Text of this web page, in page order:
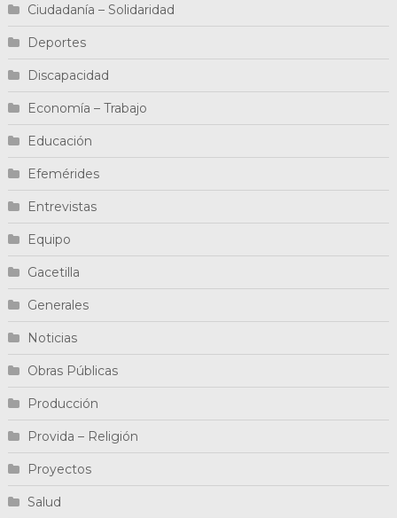
Ciudadanía – Solidaridad
Deportes
Discapacidad
Economía – Trabajo
Educación
Efemérides
Entrevistas
Equipo
Gacetilla
Generales
Noticias
Obras Públicas
Producción
Provida – Religión
Proyectos
Salud